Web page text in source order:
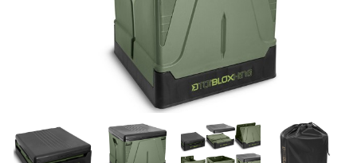
FEEDER PRÚTY
TELESKOPICKÉ PRÚTY
SUMCOVÉ A MORSKÉ PRÚTY
PRÍVLAČOVÉ PRÚTY